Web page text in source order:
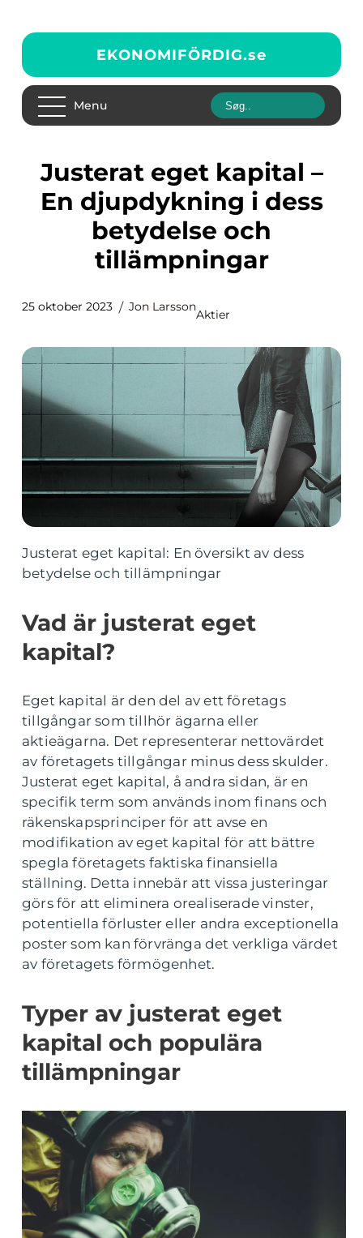
EKONOMIFÖRDIG.se
Menu
Justerat eget kapital –
En djupdykning i dess
betydelse och
tillämpningar
25 oktober 2023 Jon Larsson
Aktier
Justerat eget kapital: En översikt av dess
betydelse och tillämpningar
Vad är justerat eget
kapital?
Eget kapital är den del av ett företags
tillgångar som tillhör ägarna eller
aktieägarna. Det representerar nettovärdet
av företagets tillgångar minus dess skulder.
Justerat eget kapital, å andra sidan, är en
specifik term som används inom finans och
räkenskapsprinciper för att avse en
modifikation av eget kapital för att bättre
spegla företagets faktiska finansiella
ställning. Detta innebär att vissa justeringar
görs för att eliminera orealiserade vinster,
potentiella förluster eller andra exceptionella
poster som kan förvränga det verkliga värdet
av företagets förmögenhet.
Typer av justerat eget
kapital och populära
tillämpningar